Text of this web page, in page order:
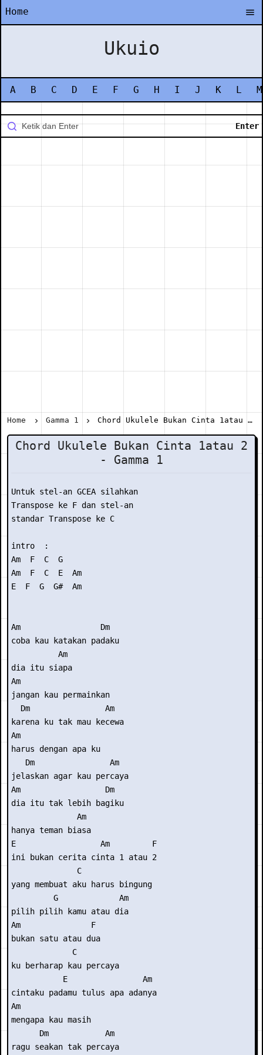
Home
Ukuio
A B C D E F G H I J K L M
Home Gamma 1 Chord Ukulele Bukan Cinta 1atau 2 - Gamma 1
Chord Ukulele Bukan Cinta 1atau 2
- Gamma 1
Untuk stel-an GCEA silahkan
Transpose ke F dan stel-an
standar Transpose ke C
intro  :
Am  F  C  G
Am  F  C  E  Am
E  F  G  G#  Am
Am                 Dm
coba kau katakan padaku
          Am
dia itu siapa
Am
jangan kau permainkan
  Dm                Am
karena ku tak mau kecewa
Am
harus dengan apa ku
   Dm                Am
jelaskan agar kau percaya
Am                  Dm
dia itu tak lebih bagiku
              Am
hanya teman biasa
E                  Am         F
ini bukan cerita cinta 1 atau 2
              C
yang membuat aku harus bingung
         G             Am
pilih pilih kamu atau dia
Am               F
bukan satu atau dua
             C
ku berharap kau percaya
           E                Am
cintaku padamu tulus apa adanya
Am
mengapa kau masih
      Dm            Am
ragu seakan tak percaya